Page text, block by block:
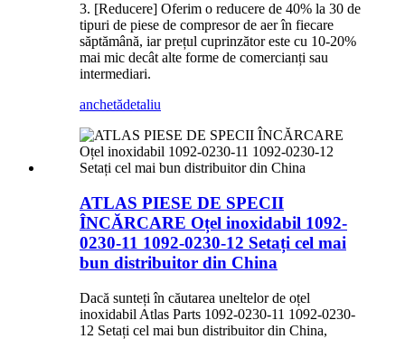
3. [Reducere] Oferim o reducere de 40% la 30 de
tipuri de piese de compresor de aer în fiecare
săptămână, iar prețul cuprinzător este cu 10-20%
mai mic decât alte forme de comercianți sau
intermediari.
anchetădetaliu
ATLAS PIESE DE SPECII
ÎNCĂRCARE Oțel inoxidabil 1092-
0230-11 1092-0230-12 Setați cel mai
bun distribuitor din China
Dacă sunteți în căutarea uneltelor de oțel
inoxidabil Atlas Parts 1092-0230-11 1092-0230-
12 Setați cel mai bun distribuitor din China,